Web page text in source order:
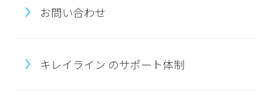
お問い合わせ
キレイライン のサポート体制